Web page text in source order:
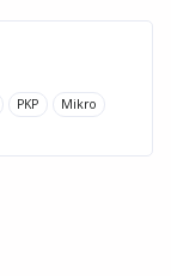
PKP Mikro